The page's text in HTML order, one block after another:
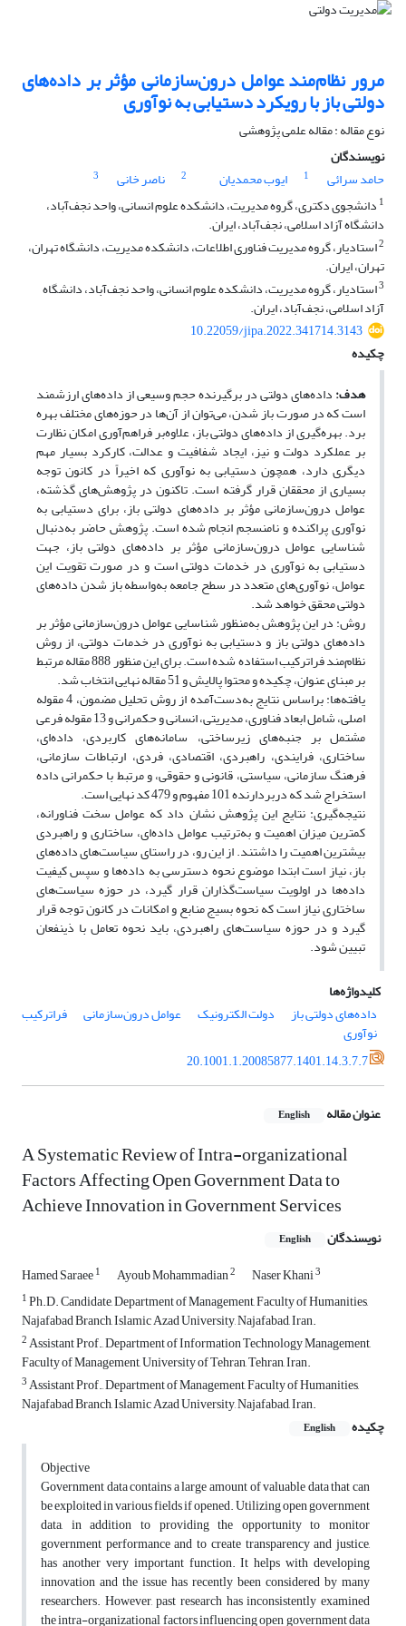
مرور نظام‌مند عوامل درون‌سازمانی مؤثر بر داده‌های
دولتی باز با رویکرد دستیابی به نوآوری
نوع مقاله : مقاله علمی پژوهشی
نویسندگان
حامد سرائی
1 ایوب محمدیان 2 ناصر خانی
3
1 دانشجوی دکتری، گروه مدیریت، دانشکده علوم انسانی، واحد نجف‌آباد،
دانشگاه آزاد اسلامی، نجف‌آباد، ایران.
2استادیار، گروه مدیریت فناوری اطلاعات، دانشکده مدیریت، دانشگاه تهران،
تهران، ایران.
3استادیار، گروه مدیریت، دانشکده علوم انسانی، واحد نجف‌آباد، دانشگاه
آزاد اسلامی، نجف‌آباد، ایران.
10.22059/jipa.2022.341714.3143
چکیده
هدف:داده‌های دولتی در برگیرنده حجم وسیعی از داده‌های ارزشمند
است که در صورت باز شدن، می‌توان از آن‌ها در حوزه‌های مختلف بهره‌
برد. بهره‌گیری از داده‌های دولتی باز، علاوه‌بر فراهم‌آوری امکان نظارت
بر عملکرد دولت و نیز، ایجاد شفافیت و عدالت، کارکرد بسیار مهم
دیگری دارد، همچون دستیابی به نوآوری که اخیراً در کانون توجه
بسیاری از محققان قرار گرفته است.تاکنون در پژوهش‌های گذشته،
عوامل درون‌سازمانی مؤثر بر داده‌های دولتی باز، برای دستیابی به
نوآوری پراکنده و نامنسجم انجام شده است. پژوهش‌ حاضر به‌دنبال
شناسایی عوامل درون‌سازمانی مؤثر بر داده‌های دولتی باز، جهت
دستیابی به نوآوری در خدمات دولتی است و در صورت تقویت این
عوامل، نوآوری‌های متعدد در سطح جامعه به‌واسطه باز شدن داده‌های
دولتی محقق خواهد شد.
روش: در این پژوهش به‌منظور شناسایی عوامل درون‌سازمانی مؤثر بر
داده‌های دولتی باز و دستیابی به نوآوری در خدمات دولتی، از روش
نظام‌مند فراترکیب استفاده شده است. برای این منظور 888 مقاله مرتبط
بر مبنای عنوان، چکیده و محتوا پالایش و 51 مقاله نهایی انتخاب شد.
یافته‌ها: براساس نتایج به‌دست‌آمده از روش تحلیل مضمون، 4 مقوله
اصلی، شامل ابعاد فناوری، مدیریتی، انسانی و حکمرانی و 13 مقوله فرعی
مشتمل بر جنبه‌های زیرساختی، سامانه‌های کاربردی، داده‌ای،
ساختاری، فرایندی، راهبردی، اقتصادی، فردی، ارتباطات سازمانی،
فرهنگ سازمانی، سیاستی، قانونی و حقوقی، و مرتبط با حکمرانی داده
استخراج شد که دربردارنده 101 مفهوم و 479 کد نهایی است.
نتیجه‌گیری: نتایج این پژوهش نشان داد که عوامل سخت فناورانه،
کمترین میزان اهمیت و به‌ترتیب عوامل داده‌ای، ساختاری و راهبردی
بیشترین اهمیت را داشتند. از این رو، در راستای سیاست‌های داده‌های
باز، نیاز است ابتدا موضوع نحوه دسترسی به داده‌ها و سپس کیفیت
داده‌ها در اولویت سیاست‌گذاران قرار گیرد، در حوزه سیاست‌های
ساختاری نیاز است که نحوه بسیج منابع و امکانات در کانون توجه قرار
گیرد و در حوزه سیاست‌های راهبردی، باید نحوه تعامل با ذی‏نفعان
تبیین شود.
کلیدواژه‌ها
داده‌های دولتی باز
دولت الکترونیک عوامل درون‌سازمانی فراترکیب
نوآوری
20.1001.1.20085877.1401.14.3.7.7
عنوان مقاله English
A Systematic Review of Intra-organizational
Factors Affecting Open Government Data to
Achieve Innovation in Government Services
نویسندگان English
Hamed Saraee1 Ayoub Mohammadian2 Naser Khani3
1Ph.D. Candidate, Department of Management, Faculty of Humanities,
Najafabad Branch, Islamic Azad University, Najafabad, Iran.
2Assistant Prof., Department of Information Technology Management,
Faculty of Management, University of Tehran, Tehran, Iran.
3Assistant Prof., Department of Management, Faculty of Humanities,
Najafabad Branch, Islamic Azad University, Najafabad, Iran.
چکیده
English
Objective
Government data contains a large amount of valuable data that can
be exploited in various fields if opened. Utilizing open government
data, in addition to providing the opportunity to monitor
government performance and to create transparency and justice,
has another very important function. It helps with developing
innovation and the issue has recently been considered by many
researchers. However, past research has inconsistently examined
the intra-organizational factors influencing open government data